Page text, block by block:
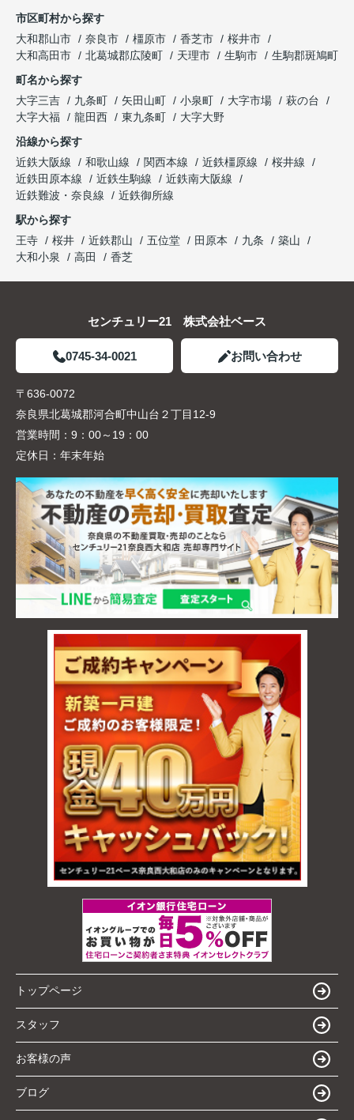
市区町村から探す
大和郡山市
奈良市 橿原市 香芝市
桜井市
大和高田市
北葛城郡広陵町 天理市 生駒市
生駒郡斑鳩町
町名から探す
大字三吉
九条町 矢田山町 小泉町 大字市場
萩の台
大字大福
龍田西 東九条町
大字大野
沿線から探す
近鉄大阪線
和歌山線 関西本線 近鉄橿原線
桜井線
近鉄田原本線
近鉄生駒線
近鉄南大阪線
近鉄難波・奈良線
近鉄御所線
駅から探す
王寺
桜井 近鉄郡山 五位堂 田原本 九条
築山
大和小泉
高田 香芝
センチュリー21 株式会社ベース
0745-34-0021 お問い合わせ
〒636-0072
奈良県北葛城郡河合町中山台２丁目12-9
営業時間： 9：00～19：00
定休日： 年末年始
トップページ
スタッフ
お客様の声
ブログ